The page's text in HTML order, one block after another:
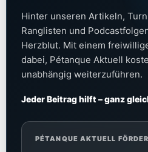
Hinter unseren Artikeln,
Ranglisten und
Herzblut. Mit einem
dabei, Pétanque Aktuell
unabhängig weiterzuführen.
Jeder Beitrag hilft – ganz
PÉTANQUE AKTUELL